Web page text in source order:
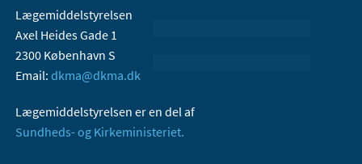
Lægemiddelstyrelsen
Axel Heides Gade 1
2300 København S
Email: dkma@dkma.dk
Lægemiddelstyrelsen er en del af
Sundheds- og Kirkeministeriet.